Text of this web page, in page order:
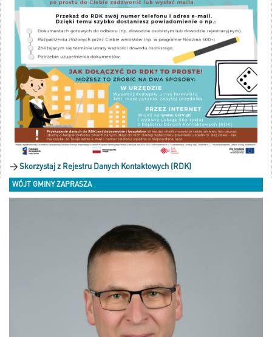
> Skorzystaj z Rejestru Danych Kontaktowych (RDK)
WÓJT GMINY ZAPRASZA